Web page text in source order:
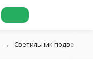
Светильник подвесной